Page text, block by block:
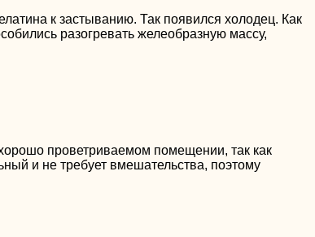
к застыванию. Так появился холодец. Как
разогревать желеобразную массу,
проветриваемом помещении, так как
и не требует вмешательства, поэтому